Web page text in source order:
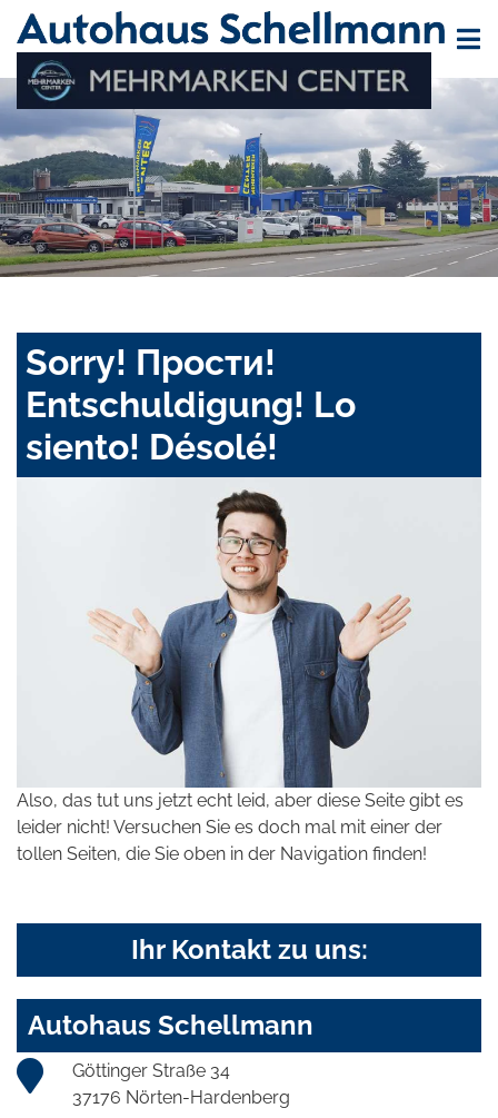
Sorry! Прости!
Entschuldigung! Lo
siento! Désolé!
Also, das tut uns jetzt echt leid, aber diese Seite gibt es
leider nicht! Versuchen Sie es doch mal mit einer der
tollen Seiten, die Sie oben in der Navigation finden!
Ihr Kontakt zu uns:
Autohaus Schellmann
Göttinger Straße 34
37176 Nörten-Hardenberg